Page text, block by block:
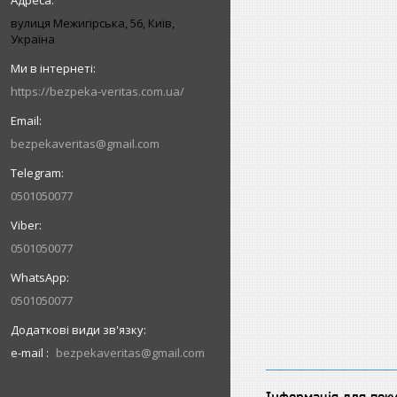
вулиця Межигірська, 56, Київ,
Україна
https://bezpeka-veritas.com.ua/
bezpekaveritas@gmail.com
0501050077
0501050077
0501050077
e-mail bezpekaveritas@gmail.com